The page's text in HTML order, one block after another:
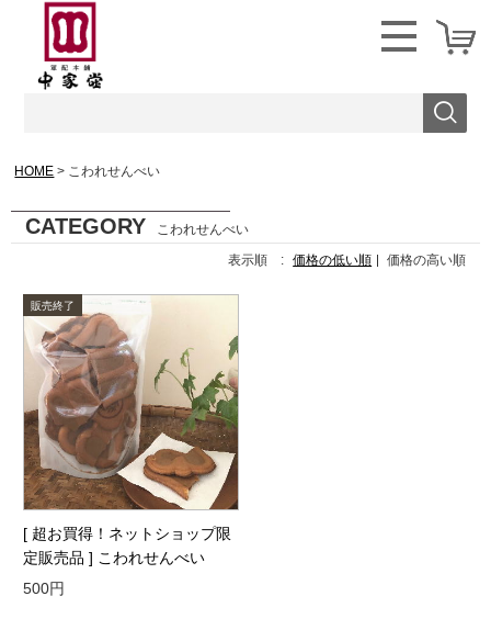
HOME こわれせんべい
CATEGORY
こわれせんべい
表示順 : 価格の低い順 価格の高い順
[ 超お買得！ネットショップ限
定販売品 ] こわれせんべい
500円